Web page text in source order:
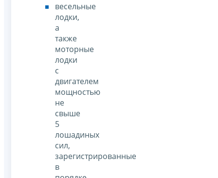
весельные
лодки,
а
также
моторные
лодки
с
двигателем
мощностью
не
свыше
5
лошадиных
сил,
зарегистрированные
в